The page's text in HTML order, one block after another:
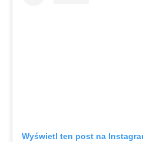
Wyświetl ten post na